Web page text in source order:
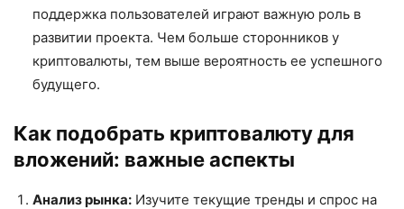
поддержка пользователей играют важную роль в
развитии проекта. Чем больше сторонников у
криптовалюты, тем выше вероятность ее успешного
будущего.
Как подобрать криптовалюту для
вложений: важные аспекты
Анализ рынка: Изучите текущие тренды и спрос на